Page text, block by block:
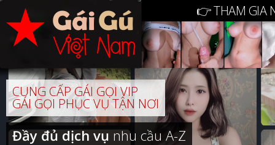
👉 THAM GIA
CUNG CẤP GÁI GỌI VIP
GÁI GỌI PHỤC VỤ TẬN NƠI
Đầy đủ dịch vụnhu cầu A-Z